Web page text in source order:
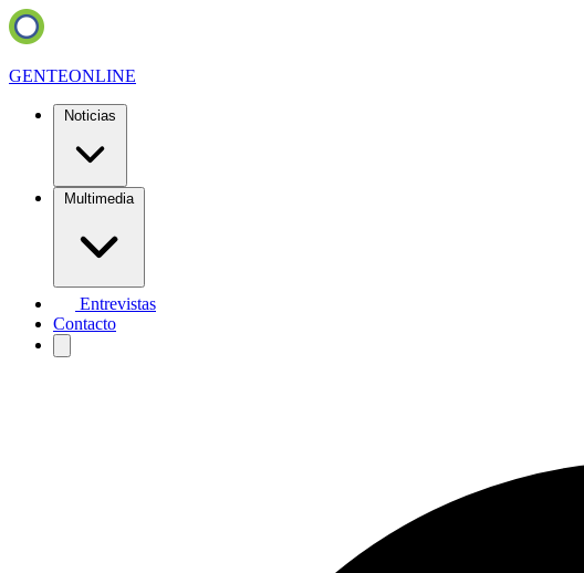
GENTEONLINE
Noticias
Multimedia
Entrevistas
Contacto